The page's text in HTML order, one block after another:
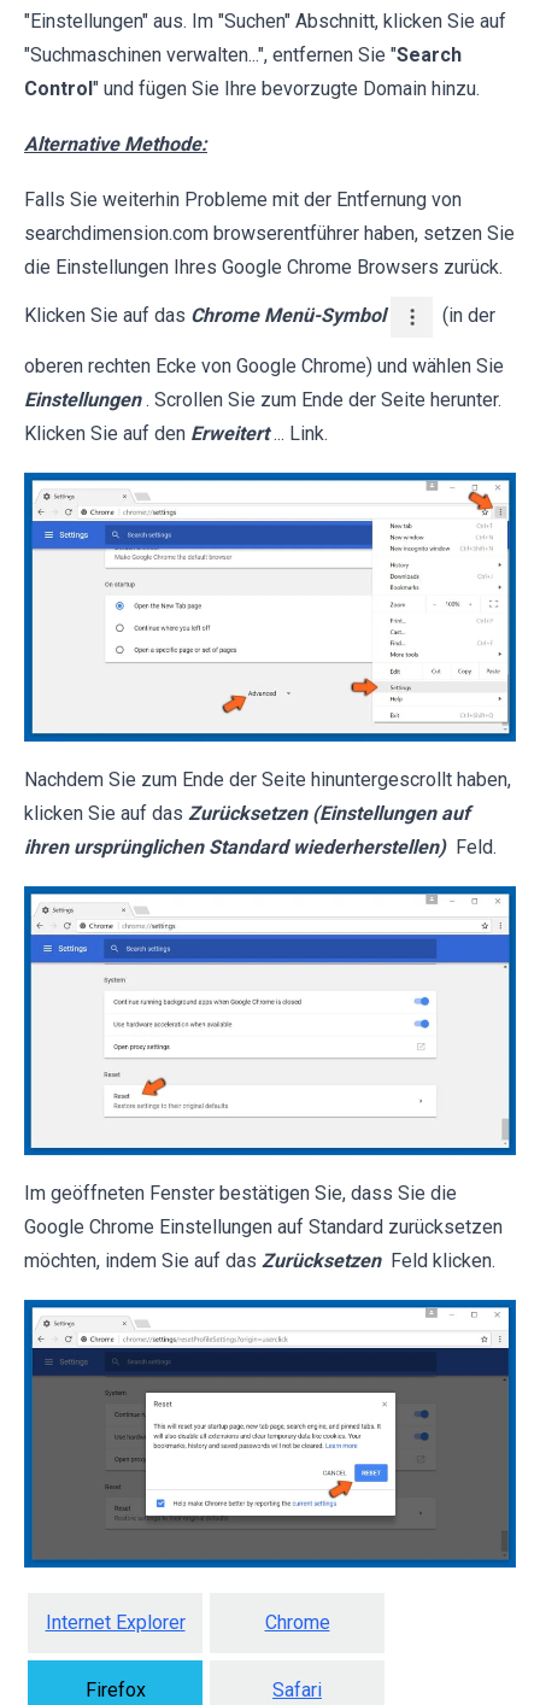
"Einstellungen" aus. Im "Suchen" Abschnitt, klicken Sie auf
"Suchmaschinen verwalten...", entfernen Sie "Search
Control" und fügen Sie Ihre bevorzugte Domain hinzu.
Alternative Methode:
Falls Sie weiterhin Probleme mit der Entfernung von
searchdimension.com browserentführer haben, setzen Sie
die Einstellungen Ihres Google Chrome Browsers zurück.
Klicken Sie auf das Chrome Menü-Symbol (in der
oberen rechten Ecke von Google Chrome) und wählen Sie
Einstellungen . Scrollen Sie zum Ende der Seite herunter.
Klicken Sie auf den Erweitert ... Link.
Nachdem Sie zum Ende der Seite hinuntergescrollt haben,
klicken Sie auf das Zurücksetzen (Einstellungen auf
ihren ursprünglichen Standard wiederherstellen) Feld.
Im geöffneten Fenster bestätigen Sie, dass Sie die
Google Chrome Einstellungen auf Standard zurücksetzen
möchten, indem Sie auf das Zurücksetzen Feld klicken.
Internet Explorer Chrome
Firefox Safari